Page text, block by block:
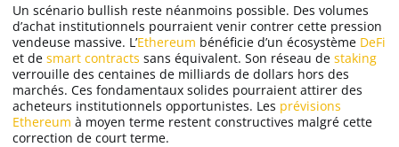
Un scénario bullish reste néanmoins possible. Des volumes
d’achat institutionnels pourraient venir contrer cette pression
vendeuse massive. L’Ethereum bénéficie d’un écosystème DeFi
et de smart contracts sans équivalent. Son réseau de staking
verrouille des centaines de milliards de dollars hors des
marchés. Ces fondamentaux solides pourraient attirer des
acheteurs institutionnels opportunistes. Les prévisions
Ethereum à moyen terme restent constructives malgré cette
correction de court terme.